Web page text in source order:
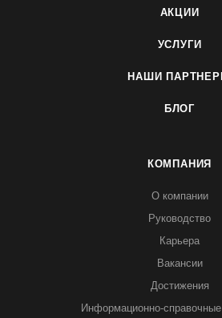
АКЦИИ
УСЛУГИ
НАШИ
БЛОГ
КОМПАНИЯ
О компании
Руководство
Карьера
Вакансии
Достижения
Информационно-